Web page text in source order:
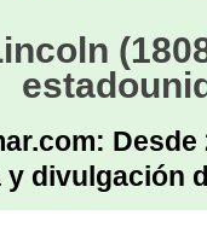
y divulgación